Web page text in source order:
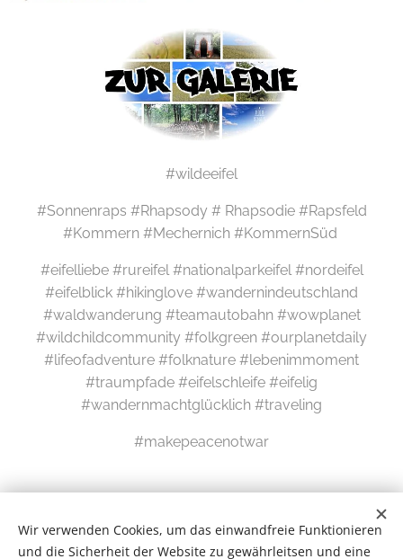
#wildeeifel
#Sonnenraps #Rhapsody # Rhapsodie #Rapsfeld
#Kommern #Mechernich #KommernSüd
#eifelliebe #rureifel #nationalparkeifel #nordeifel
#eifelblick #hikinglove #wandernindeutschland
#waldwanderung #teamautobahn #wowplanet
#wildchildcommunity #folkgreen #ourplanetdaily
#lifeofadventure #folknature #lebenimmoment
#traumpfade #eifelschleife #eifelig
#wandernmachtglücklich #traveling
#makepeacenotwar
Wir verwenden Cookies, um das einwandfreie Funktionieren
und die Sicherheit der Website zu gewährleitsen und eine